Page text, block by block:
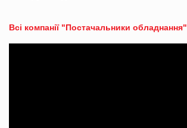
Всі компанії "Постачальники обладнання"